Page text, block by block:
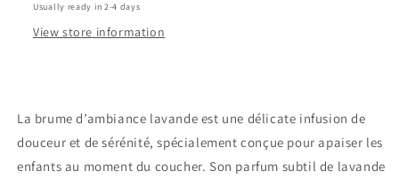
Usually ready in 2-4 days
View store information
La brume d’ambiance lavande est une délicate infusion de
douceur et de sérénité, spécialement conçue pour apaiser les
enfants au moment du coucher. Son parfum subtil de lavande